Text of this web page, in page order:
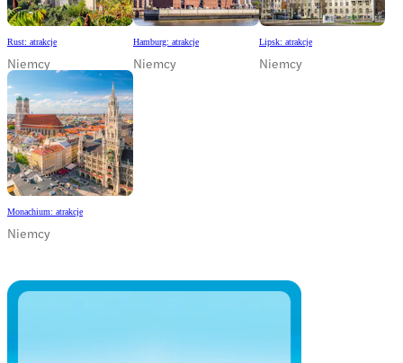
Rust: atrakcje
Niemcy
Hamburg: atrakcje
Niemcy
Lipsk: atrakcje
Niemcy
Monachium: atrakcje
Niemcy